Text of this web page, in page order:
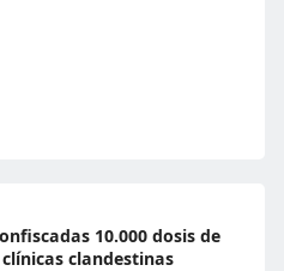
10.000 dosis de
clandestinas